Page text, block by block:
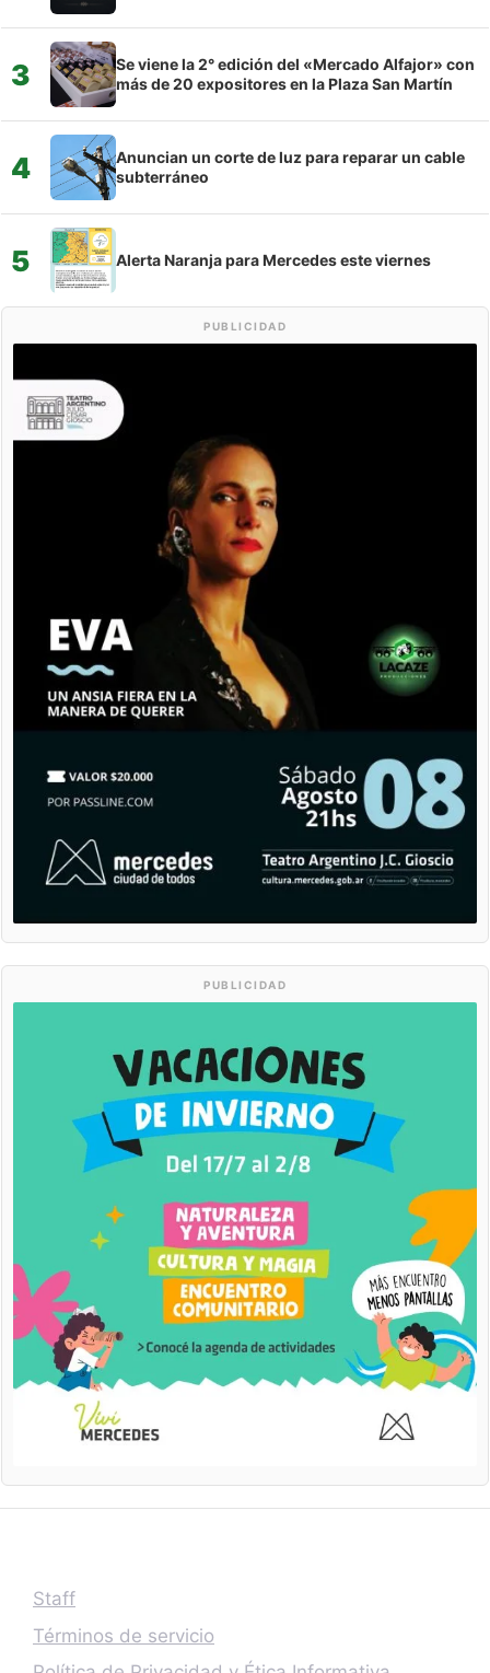
3
Se viene la 2° edición del «Mercado Alfajor» con
más de 20 expositores en la Plaza San Martín
4
Anuncian un corte de luz para reparar un cable
subterráneo
5 Alerta Naranja para Mercedes este viernes
PUBLICIDAD
PUBLICIDAD
Staff
Términos de servicio